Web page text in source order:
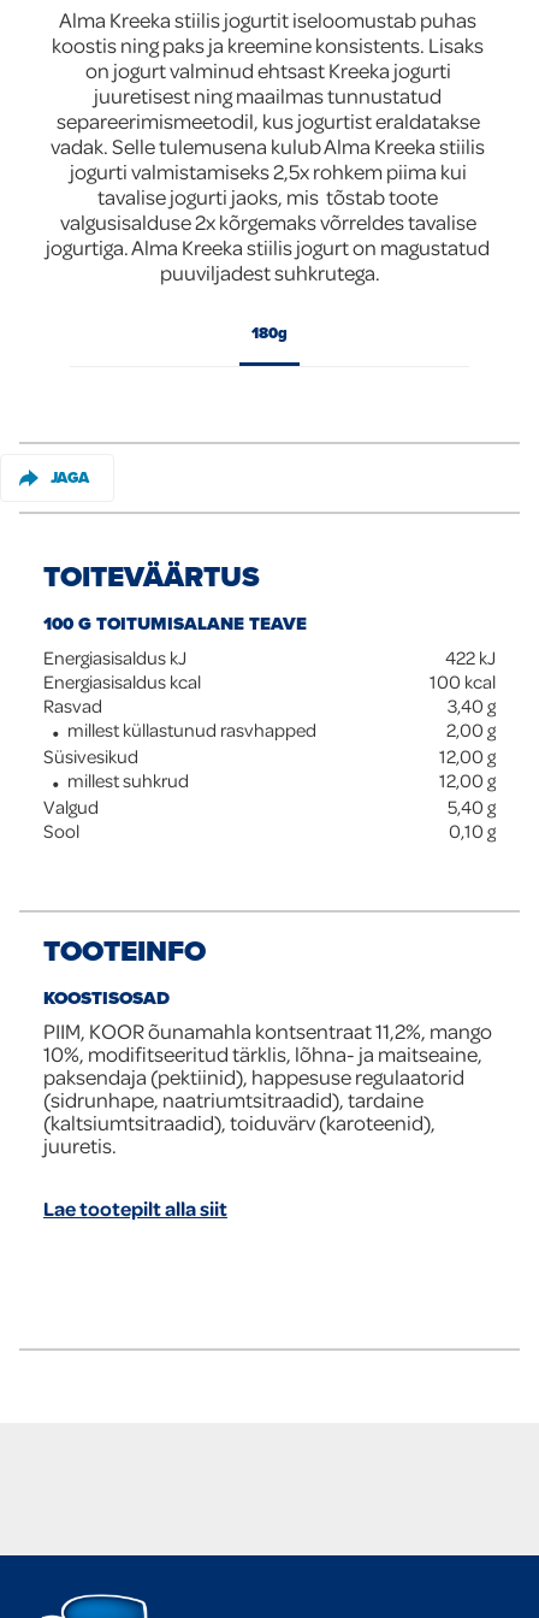
Global
Alma Kreeka stiilis jogurtit iseloomustab puhas
koostis ning paks ja kreemine konsistents. Lisaks
on jogurt valminud ehtsast Kreeka jogurti
juuretisest ning maailmas tunnustatud
separeerimismeetodil, kus jogurtist eraldatakse
vadak. Selle tulemusena kulub Alma Kreeka stiilis
jogurti valmistamiseks 2,5x rohkem piima kui
tavalise jogurti jaoks, mis  tõstab toote
valgusisalduse 2x kõrgemaks võrreldes tavalise
jogurtiga. Alma Kreeka stiilis jogurt on magustatud
puuviljadest suhkrutega.
180g
JAGA
TOITEVÄÄRTUS
100 G TOITUMISALANE TEAVE
Energiasisaldus kJ 422 kJ
Energiasisaldus kcal
100 kcal
Rasvad
3,40 g
millest küllastunud rasvhapped
2,00 g
Süsivesikud
12,00 g
millest suhkrud
12,00 g
Valgud
5,40 g
Sool
0,10 g
TOOTEINFO
KOOSTISOSAD
PIIM, KOOR õunamahla kontsentraat 11,2%, mango
10%, modifitseeritud tärklis, lõhna- ja maitseaine,
paksendaja (pektiinid), happesuse regulaatorid
(sidrunhape, naatriumtsitraadid), tardaine
(kaltsiumtsitraadid), toiduvärv (karoteenid),
juuretis.
Lae tootepilt alla siit